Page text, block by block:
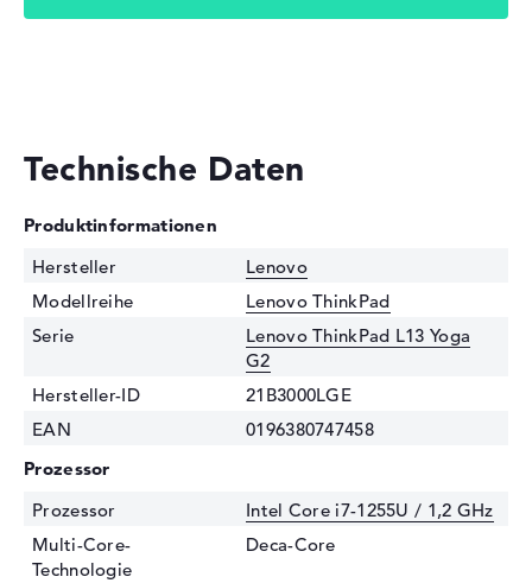
Technische Daten
Produktinformationen
Hersteller
Lenovo
Modellreihe
Lenovo ThinkPad
Serie
Lenovo ThinkPad L13 Yoga
G2
Hersteller-ID
21B3000LGE
EAN
0196380747458
Prozessor
Prozessor
Intel Core i7-1255U / 1,2 GHz
Multi-Core-
Technologie
Deca-Core